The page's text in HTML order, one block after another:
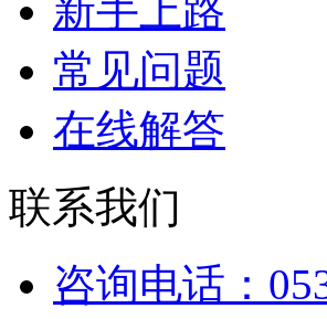
新手上路
常见问题
在线解答
联系我们
咨询电话：